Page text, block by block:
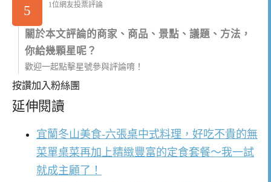
5 1位網友投票評論
關於本文評論的商家、商品、景點、議題、方法，
你給幾顆星呢？
歡迎一起點擊星號參與評論唷！
按讚加入粉絲團
延伸閱讀
宜蘭冬山美食-六張桌中式料理，好吃不貴的無
菜單桌菜再加上精緻豐富的定食套餐～我一試
就成主顧了！